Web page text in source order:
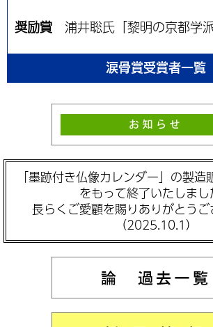
奨励賞 浦井聡氏「黎明の京都学派
涙骨賞受賞者一覧
「墨跡付き仏像カレンダー」の製
をもって終了いたしまし
長らくご愛顧を賜りありがとうご
（2025.10.1）